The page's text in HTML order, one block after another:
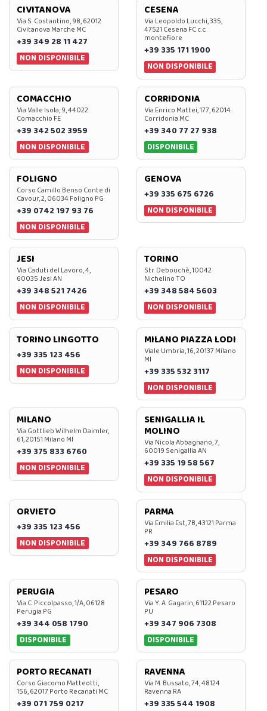
CIVITANOVA
Via S. Costantino, 98, 62012
Civitanova Marche MC
+39 349 28 11 427
NON DISPONIBILE
CESENA
Via Leopoldo Lucchi, 335,
47521 Cesena FC c.c.
montefiore
+39 335 171 1900
NON DISPONIBILE
COMACCHIO
Via Valle Isola, 9, 44022
Comacchio FE
+39 342 502 3959
NON DISPONIBILE
CORRIDONIA
Via Enrico Mattei, 177, 62014
Corridonia MC
+39 340 77 27 938
DISPONIBILE
FOLIGNO
Corso Camillo Benso Conte di
Cavour, 2, 06034 Foligno PG
+39 0742 197 93 76
NON DISPONIBILE
GENOVA
+39 335 675 6726
NON DISPONIBILE
JESI
Via Caduti del Lavoro, 4,
60035 Jesi AN
+39 348 521 7426
NON DISPONIBILE
TORINO
Str. Debouchè, 10042
Nichelino TO
+39 348 584 5603
NON DISPONIBILE
TORINO LINGOTTO
+39 335 123 456
NON DISPONIBILE
MILANO PIAZZA LODI
Viale Umbria, 16, 20137 Milano
MI
+39 335 532 3117
NON DISPONIBILE
MILANO
Via Gottlieb Wilhelm Daimler,
61, 20151 Milano MI
+39 375 833 6760
NON DISPONIBILE
SENIGALLIA IL
MOLINO
Via Nicola Abbagnano, 7,
60019 Senigallia AN
+39 335 19 58 567
NON DISPONIBILE
ORVIETO
+39 335 123 456
NON DISPONIBILE
PARMA
Via Emilia Est, 7B, 43121 Parma
PR
+39 349 766 8789
NON DISPONIBILE
PERUGIA
Via C. Piccolpasso, 1/A, 06128
Perugia PG
+39 344 058 1790
DISPONIBILE
PESARO
Via Y. A. Gagarin, 61122 Pesaro
PU
+39 347 906 7308
DISPONIBILE
PORTO RECANATI
Corso Giacomo Matteotti,
156, 62017 Porto Recanati MC
+39 071 759 0217
RAVENNA
Via M. Bussato, 74, 48124
Ravenna RA
+39 335 544 1908